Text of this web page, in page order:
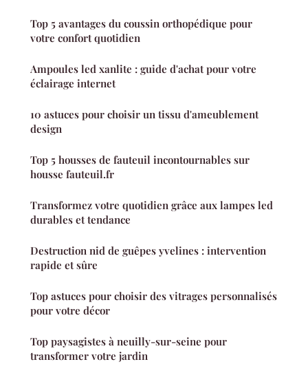
Top 5 avantages du coussin orthopédique pour
votre confort quotidien
Ampoules led xanlite : guide d'achat pour votre
éclairage internet
10 astuces pour choisir un tissu d'ameublement
design
Top 5 housses de fauteuil incontournables sur
housse fauteuil.fr
Transformez votre quotidien grâce aux lampes led
durables et tendance
Destruction nid de guêpes yvelines : intervention
rapide et sûre
Top astuces pour choisir des vitrages personnalisés
pour votre décor
Top paysagistes à neuilly-sur-seine pour
transformer votre jardin